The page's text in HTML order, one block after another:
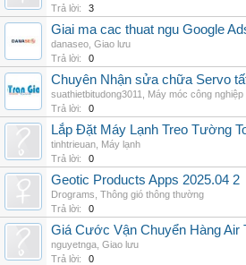
Trả lời:
3
Giai ma cac thuat ngu Google
danaseo Giao lưu
Trả lời:
0
Chuyên Nhận sửa chữa Servo
suathietbitudong3011
Máy móc công nghiệp
Trả lời:
0
Lắp Đặt Máy Lạnh Treo Tường
tinhtrieuan Máy lạnh
Trả lời:
0
Geotic Products Apps 2025.04 2
Drograms Thông gió thông thường
Trả lời:
0
Giá Cước Vận Chuyển Hàng
nguyetnga Giao lưu
Trả lời:
0